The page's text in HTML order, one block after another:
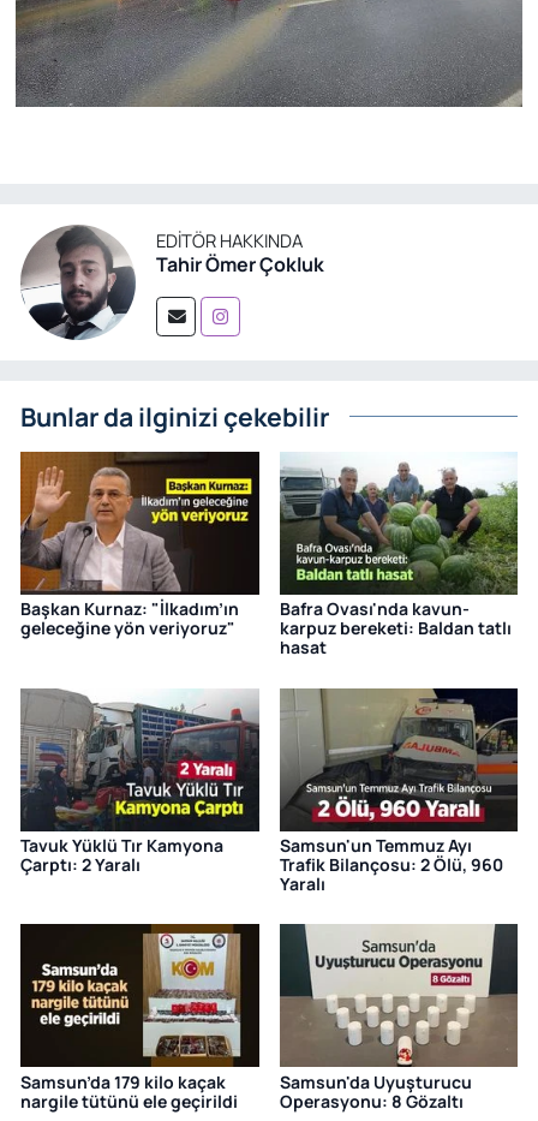
EDITÖR HAKKINDA
Tahir Ömer Çokluk
Bunlar da ilginizi çekebilir
Başkan Kurnaz: "İlkadım’ın
geleceğine yön veriyoruz"
Bafra Ovası'nda kavun-
karpuz bereketi: Baldan tatlı
hasat
Tavuk Yüklü Tır Kamyona
Çarptı: 2 Yaralı
Samsun'un Temmuz Ayı
Trafik Bilançosu: 2 Ölü, 960
Yaralı
Samsun’da 179 kilo kaçak
nargile tütünü ele geçirildi
Samsun'da Uyuşturucu
Operasyonu: 8 Gözaltı